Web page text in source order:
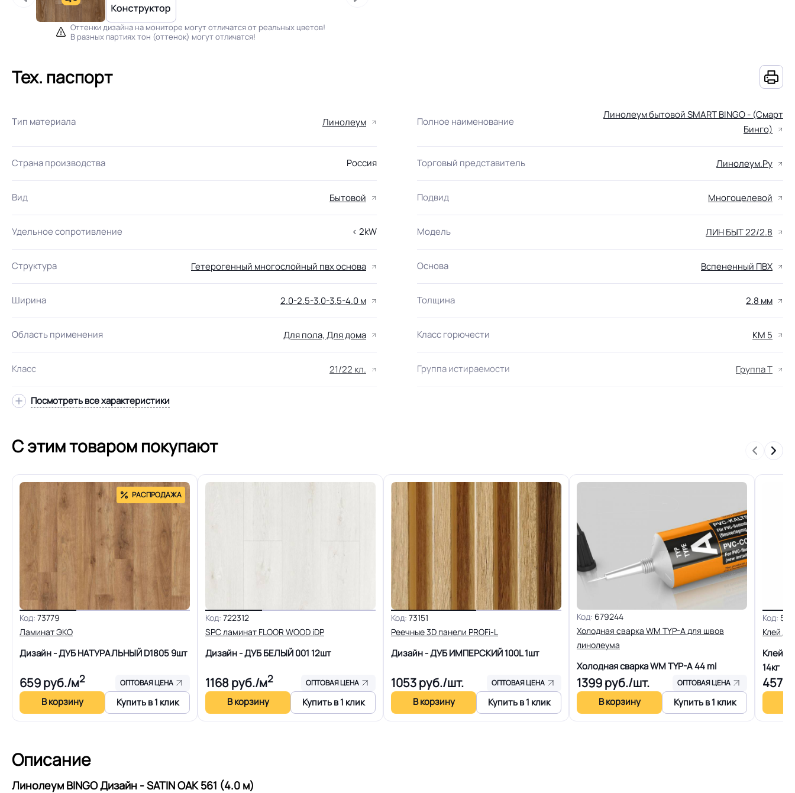
Оттенки дизайна на мониторе могут отличатся от реальных цветов!
В разных партиях тон (оттенок) могут отличатся!
Тех. паспорт
Тип материала Линолеум Полное наименование
Линолеум бытовой SMART BINGO - (Смарт
Бинго)
Страна производства Россия Торговый представитель Линолеум.Ру
Вид Бытовой Подвид Многоцелевой
Удельное сопротивление < 2kW Модель ЛИН БЫТ 22/2.8
Структура Гетерогенный многослойный пвх основа Основа Вспененный ПВХ
Ширина 2.0-2.5-3.0-3.5-4.0 м Толщина 2.8 мм
Область применения Для пола, Для дома Класс горючести КМ 5
Класс 21/22 кл. Группа истираемости Группа Т
Особенности коллекции
Допуск изменения рабочего слоя
Полы с подогревом (max +27C) Разрешено Система стыковки швов Холодная сварка
Система примыкания к стенам Способ укладки
EUROPROF 522 контакт / EUROPROF 521
фиксация
Оттенок Дизайн рисунка Ламинат
Посмотреть все характеристики
С этим товаром покупают
РАСПРОДАЖА
Код: 73779
Ламинат ЭКО
Дизайн - ДУБ НАТУРАЛЬНЫЙ D18059шт
659руб./м2 ОПТОВАЯ ЦЕНА
В корзину Купить в 1 клик
Код: 722312
SPC ламинат FLOOR WOOD iDP
Дизайн - ДУБ БЕЛЫЙ 001 12шт
1168руб./м2 ОПТОВАЯ ЦЕНА
В корзину Купить в 1 клик
Код: 73151
Реечные 3D панели PROFi-L
Дизайн - ДУБ ИМПЕРСКИЙ 100L1шт
1053руб./шт. ОПТОВАЯ ЦЕНА
В корзину Купить в 1 клик
Код: 679244
Холодная сварка WM TYP-A для швов
линолеума
Холодная сварка WM TYP-A44 ml
1399руб./шт. ОПТОВАЯ ЦЕНА
В корзину Купить в 1 клик
Код:
Клей
Клей
14кг
4578
Описание
Линолеум BINGO Дизайн - SATIN OAK 561 (4.0 м)